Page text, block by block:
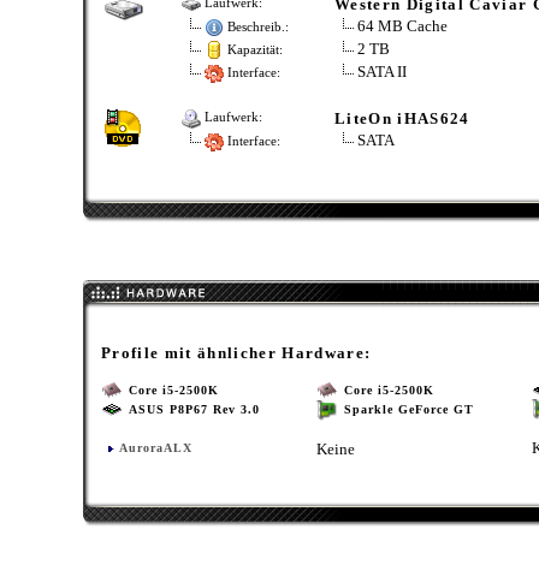
Laufwerk: Western Digital Caviar
Beschreib.: 64 MB Cache
Kapazität: 2 TB
Interface: SATA II
Laufwerk: LiteOn iHAS624
Interface: SATA
Profile mit ähnlicher Hardware:
Core i5-2500K
ASUS P8P67 Rev 3.0
AuroraALX
Core i5-2500K
Sparkle GeForce GT
Keine